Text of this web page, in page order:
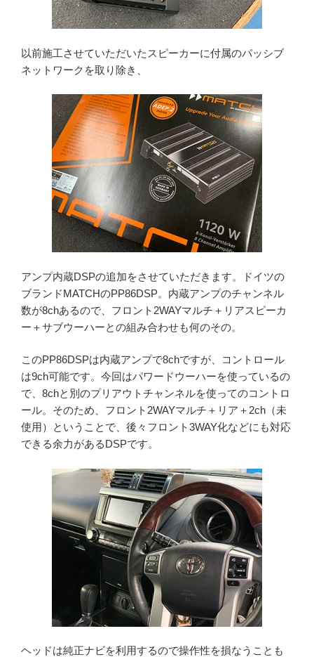
以前施工させていただいたスピーカーに付属のパッシブ
ネットワークを取り除き、
アンプ内蔵DSPの追加をさせていただきます。ドイツの
ブランドMATCHのPP86DSP。内蔵アンプのチャンネル
数が8chあるので、フロント2WAYマルチ＋リアスピーカ
ー＋サブウーハーとの組み合わせも何のその。
このPP86DSPは内蔵アンプで8chですが、コントロール
は9ch可能です。今回はパワードウーハーを使っているの
で、8chと別のプリアウトチャンネルを使ってのコントロ
ール。そのため、フロント2WAYマルチ＋リア＋2ch（未
使用）ということで、後々フロント3WAY化などにも対応
できる余力があるDSPです。
ヘッドは純正ナビを利用するので操作性を損なうことも